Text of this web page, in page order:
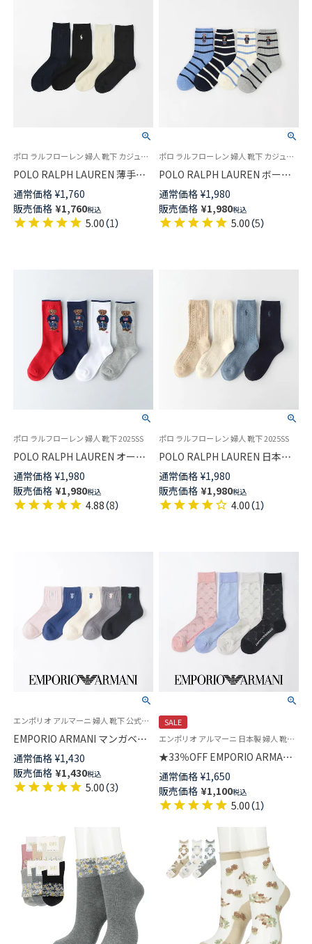
ポロ ラルフローレン 婦人 靴下 カジュアル 2025FW
POLO RALPH LAUREN 薄手ハ
イクルー リブ ポロポニー刺し
ゅう クルー丈 レディース ソッ
クス 03207206
通常価格 ¥1,760
販売価格 ¥1,760税込
5.00（1）
ポロ ラルフローレン 婦人 靴下 カジュアル 25FW 新色
POLO RALPH LAUREN ボーダ
ー柄 コアフラッグセーターベア
刺しゅう ポロベア オーガニッ
クコットン混 クルー丈 レディ
ース ソックス 03207200
通常価格 ¥1,980
販売価格 ¥1,980税込
5.00（5）
ポロ ラルフローレン 婦人 靴下 2025SS
POLO RALPH LAUREN オーガ
ニックコットン混 デニムベア
ポロベア クルー丈 ソックス レ
ディース 03207241
通常価格 ¥1,980
販売価格 ¥1,980税込
4.88（8）
ポロ ラルフローレン 婦人 靴下 2025SS
POLO RALPH LAUREN 日本製
オープンテクスチャ アイレット
編み クルー丈 ソックス レディ
ース 03207465
通常価格 ¥1,980
販売価格 ¥1,980税込
4.00（1）
エンポリオ アルマーニ 婦人 靴下 公式ショップ
EMPORIO ARMANI マンガベア
刺しゅう ショート丈 ソックス
レディース 日本製 03440105
通常価格 ¥1,430
販売価格 ¥1,430税込
5.00（3）
SALE
エンポリオ アルマーニ 日本製 婦人 靴下 無料ラッピング
★33％OFF EMPORIO ARMANI
レーヨンシルク混 モノグラム
クルー丈 ソックス レディース
03440101
通常価格 ¥1,650
販売価格 ¥1,100税込
5.00（1）